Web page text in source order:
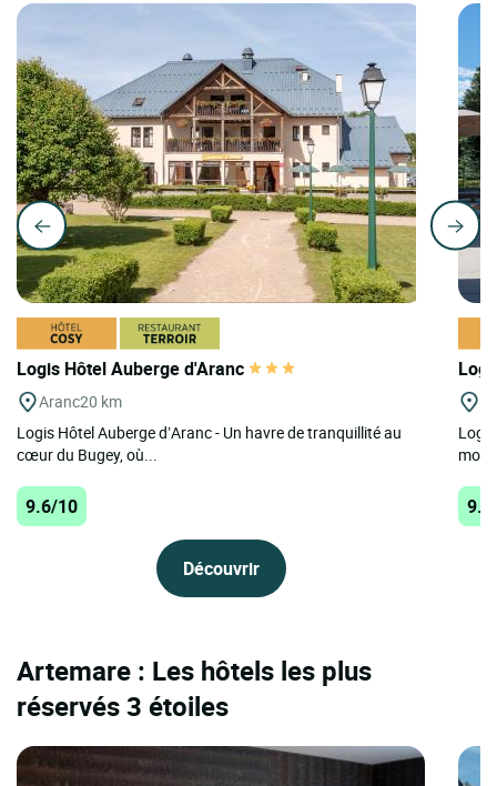
Logis Hôtel Auberge d'Aranc
Aranc20 km
Logis Hôtel Auberge d’Aranc - Un havre de tranquillité au
cœur du Bugey, où...
9.6/10
Découvrir
Artemare : Les hôtels les plus
réservés 3 étoiles